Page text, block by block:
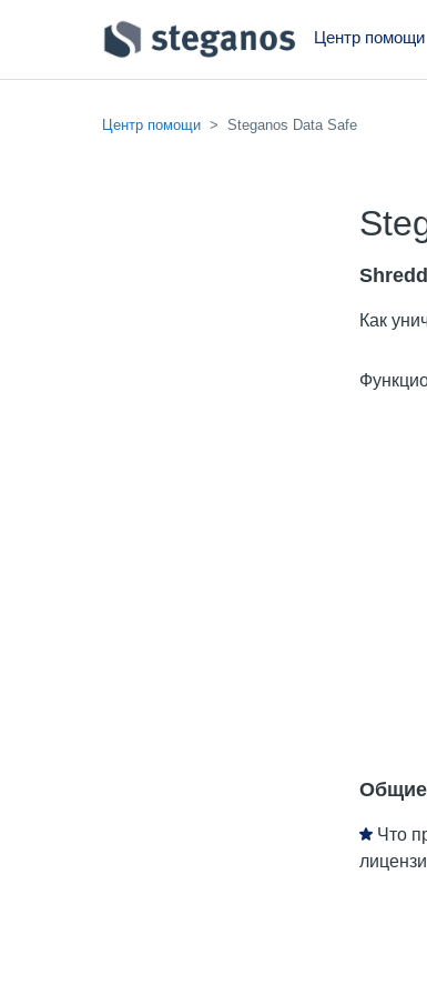
Центр помощи
Центр помощи Steganos Data Safe
Как
Что